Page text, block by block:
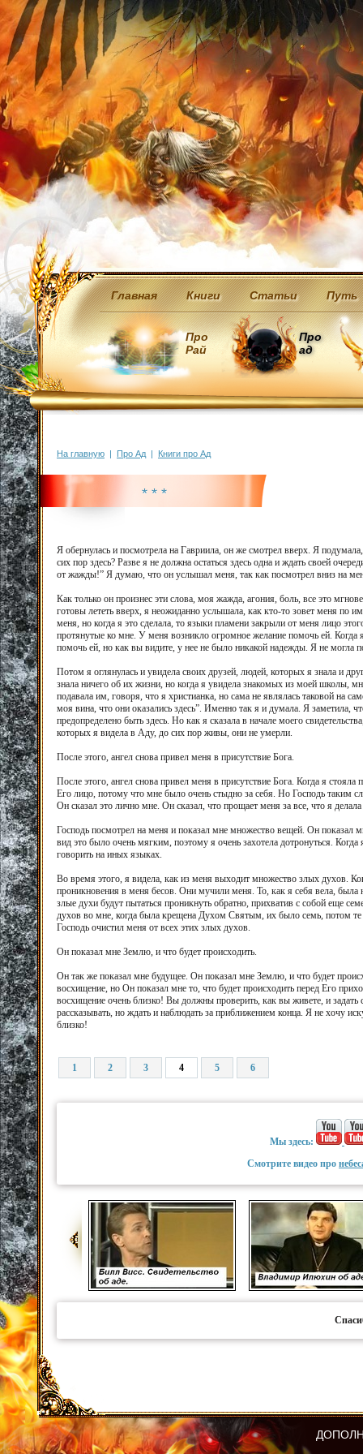
Главная Книги Статьи Путь
Про
Рай
Про
ад
На главную | Про Ад | Книги про Ад
* * *
Я обернулась и посмотрела на Гавриила, он же смотрел вверх. Я
сих пор здесь? Разве я не должна остаться здесь одна и ждать своей
от жажды!” Я думаю, что он услышал меня, так как посмотрел вниз на
Как только он произнес эти слова, моя жажда, агония, боль, все это
готовы лететь вверх, я неожиданно услышала, как кто-то зовет меня по
меня, но когда я это сделала, то языки пламени закрыли от меня лицо
протянутые ко мне. У меня возникло огромное желание помочь ей. Когда
помочь ей, но как вы видите, у нее не было никакой надежды. Я не могла
Потом я оглянулась и увидела своих друзей, людей, которых я знала и
знала ничего об их жизни, но когда я увидела знакомых из моей школы,
подавала им, говоря, что я христианка, но сама не являлась таковой на
моя вина, что они оказались здесь”. Именно так я и думала. Я заметила,
предопределено быть здесь. Но как я сказала в начале моего
которых я видела в Аду, до сих пор живы, они не умерли.
После этого, ангел снова привел меня в присутствие Бога.
После этого, ангел снова привел меня в присутствие Бога. Когда я
Его лицо, потому что мне было очень стыдно за себя. Но Господь
Он сказал это лично мне. Он сказал, что прощает меня за все, что я
Господь посмотрел на меня и показал мне множество вещей. Он
вид это было очень мягким, поэтому я очень захотела дотронуться.
говорить на иных языках.
Во время этого, я видела, как из меня выходит множество злых духов.
проникновения в меня бесов. Они мучили меня. То, как я себя вела,
злые духи будут пытаться проникнуть обратно, прихватив с собой еще
духов во мне, когда была крещена Духом Святым, их было семь, потом
Господь очистил меня от всех этих злых духов.
Он показал мне Землю, и что будет происходить.
Он так же показал мне будущее. Он показал мне Землю, и что будет
восхищение, но Он показал мне то, что будет происходить перед Его
восхищение очень близко! Вы должны проверить, как вы живете, и задать
рассказывать, но ждать и наблюдать за приближением конца. Я не хочу
близко!
1 2 3 4 5 6
Мы здесь:
Смотрите видео про